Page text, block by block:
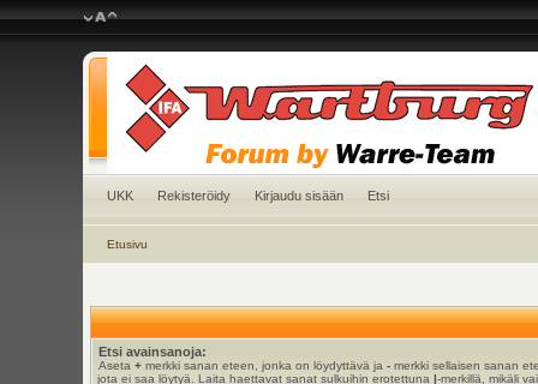
UKK Rekisteröidy Kirjaudu sisään Etsi
Etusivu
Etsi avainsanoja:
Aseta +merkki sanan eteen, jonka on löydyttävä ja -merkki sellaisen sanan
jota ei saa löytyä. Laita haettavat sanat sulkuihin erotettuna |-merkillä, mikäli